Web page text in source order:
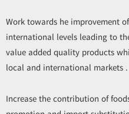
Work towards he improvement
international levels leading to
value added quality products
local and international markets .
Increase the contribution of